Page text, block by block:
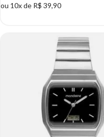
ou 10x de R$ 39,90